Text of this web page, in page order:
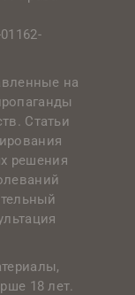
на
Статьи
решения
18 лет.